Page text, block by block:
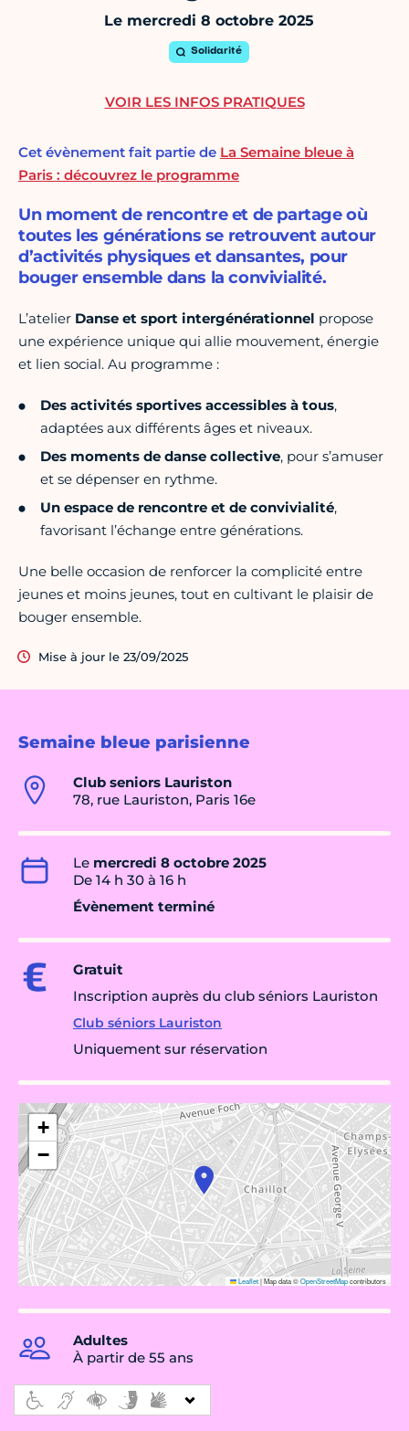
Le mercredi 8 octobre 2025
Solidarité
Semaine bleue parisienne
Club seniors Lauriston
78, rue Lauriston, Paris 16e
Le mercredi 8 octobre 2025
De 14 h 30 à 16 h
Évènement terminé
Gratuit
Inscription auprès du club séniors Lauriston
Club séniors Lauriston
Uniquement sur réservation
+
−
Leaflet|Map data ©OpenStreetMapcontributors
Adultes
À partir de 55 ans
Cet évènement fait partie de La Semaine bleue à
Paris : découvrez le programme
Un moment de rencontre et de partage où
toutes les générations se retrouvent autour
d’activités physiques et dansantes, pour
bouger ensemble dans la convivialité.
L’atelier Danse et sport intergénérationnel propose
une expérience unique qui allie mouvement, énergie
et lien social. Au programme :
Des activités sportives accessibles à tous,
adaptées aux différents âges et niveaux.
Des moments de danse collective, pour s’amuser
et se dépenser en rythme.
Un espace de rencontre et de convivialité,
favorisant l’échange entre générations.
Une belle occasion de renforcer la complicité entre
jeunes et moins jeunes, tout en cultivant le plaisir de
bouger ensemble.
Mise à jour le 23/09/2025
VOIR LES INFOS PRATIQUES